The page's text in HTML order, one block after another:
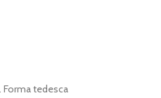
Forma tedesca